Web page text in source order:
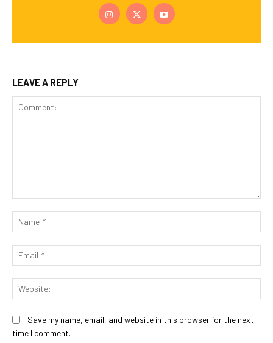
LEAVE A REPLY
Save my name, email, and website in this browser for the next
time I comment.